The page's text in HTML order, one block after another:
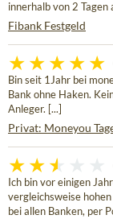
innerhalb von 2 Tagen
Fibank Festgeld
Bin seit 1Jahr bei
Bank ohne Haken.
Anleger. [...]
Privat: Moneyou
Ich bin vor einigen
vergleichsweise
bei allen Banken, per